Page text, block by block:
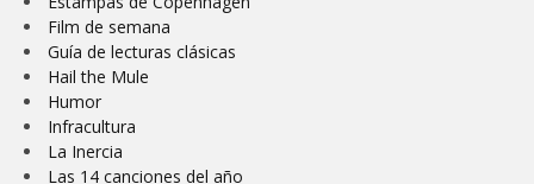
Film de semana
Guía de lecturas clásicas
Hail the Mule
Humor
Infracultura
La Inercia
Las 14 canciones del año